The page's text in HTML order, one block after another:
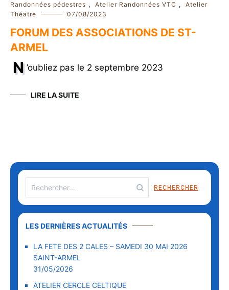
Randonnées pédestres , Atelier Randonnées VTC ,
Atelier
Théatre
07/08/2023
FORUM DES ASSOCIATIONS DE ST-
ARMEL
N ’oubliez pas le 2 septembre 2023
LIRE LA SUITE
LES DERNIÈRES ACTUALITÉS
LA FETE DES 2 CALES – SAMEDI 30 MAI 2026
SAINT-ARMEL
31/05/2026
ATELIER CERCLE CELTIQUE